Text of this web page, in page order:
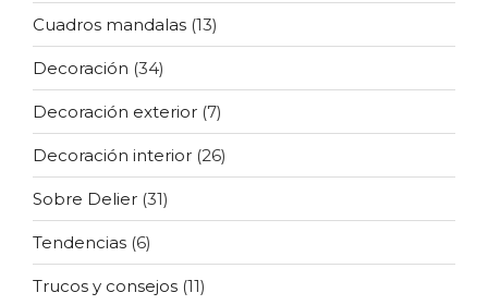
Cuadros mandalas (13)
Decoración (34)
Decoración exterior (7)
Decoración interior (26)
Sobre Delier (31)
Tendencias (6)
Trucos y consejos (11)